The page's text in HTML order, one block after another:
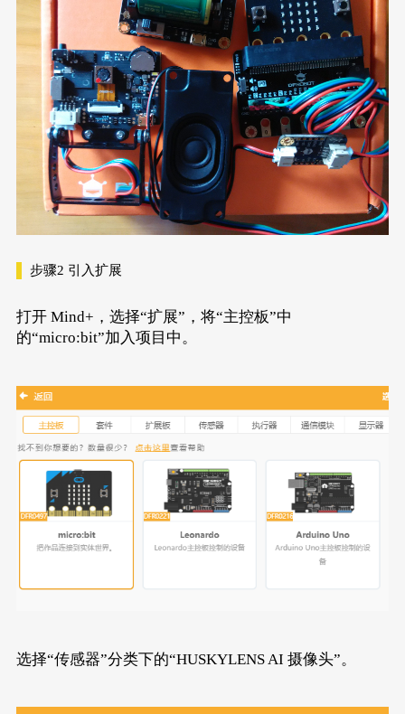
步骤2 引入扩展
打开 Mind+，选择“扩展”，将“主控板”中
的“micro:bit”加入项目中。
选择“传感器”分类下的“HUSKYLENS AI 摄像头”。